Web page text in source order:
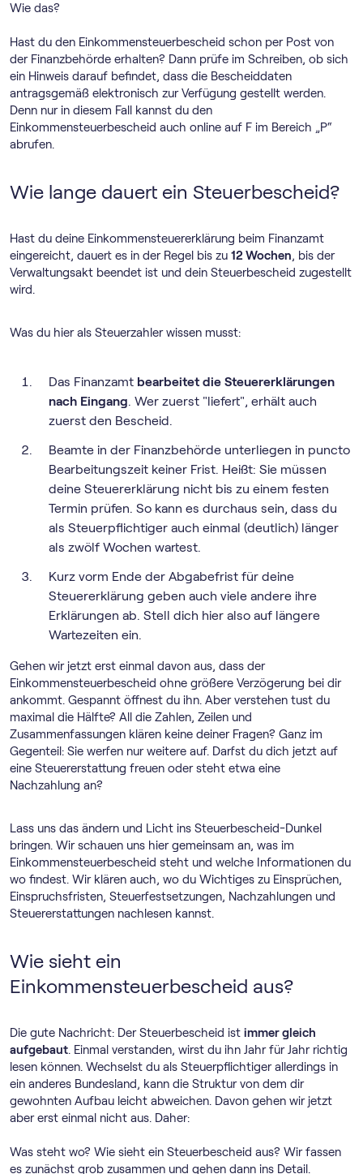
Wie das?
Hast du den Einkommensteuerbescheid schon per Post von
der Finanzbehörde erhalten? Dann prüfe im Schreiben, ob sich
ein Hinweis darauf befindet, dass die Bescheiddaten
antragsgemäß elektronisch zur Verfügung gestellt werden.
Denn nur in diesem Fall kannst du den
Einkommensteuerbescheid auch online auf F im Bereich „P“
abrufen.
Wie lange dauert ein Steuerbescheid?
Hast du deine Einkommensteuererklärung beim Finanzamt
eingereicht, dauert es in der Regel bis zu 12 Wochen, bis der
Verwaltungsakt beendet ist und dein Steuerbescheid zugestellt
wird.
Was du hier als Steuerzahler wissen musst:
Das Finanzamt bearbeitet die Steuererklärungen
nach Eingang. Wer zuerst "liefert", erhält auch
zuerst den Bescheid.
Beamte in der Finanzbehörde unterliegen in puncto
Bearbeitungszeit keiner Frist. Heißt: Sie müssen
deine Steuererklärung nicht bis zu einem festen
Termin prüfen. So kann es durchaus sein, dass du
als Steuerpflichtiger auch einmal (deutlich) länger
als zwölf Wochen wartest.
Kurz vorm Ende der Abgabefrist für deine
Steuererklärung geben auch viele andere ihre
Erklärungen ab. Stell dich hier also auf längere
Wartezeiten ein.
Gehen wir jetzt erst einmal davon aus, dass der
Einkommensteuerbescheid ohne größere Verzögerung bei dir
ankommt. Gespannt öffnest du ihn. Aber verstehen tust du
maximal die Hälfte? All die Zahlen, Zeilen und
Zusammenfassungen klären keine deiner Fragen? Ganz im
Gegenteil: Sie werfen nur weitere auf. Darfst du dich jetzt auf
eine Steuererstattung freuen oder steht etwa eine
Nachzahlung an?
Lass uns das ändern und Licht ins Steuerbescheid-Dunkel
bringen. Wir schauen uns hier gemeinsam an, was im
Einkommensteuerbescheid steht und welche Informationen du
wo findest. Wir klären auch, wo du Wichtiges zu Einsprüchen,
Einspruchsfristen, Steuerfestsetzungen, Nachzahlungen und
Steuererstattungen nachlesen kannst.
Wie sieht ein
Einkommensteuerbescheid aus?
Die gute Nachricht: Der Steuerbescheid ist immer gleich
aufgebaut. Einmal verstanden, wirst du ihn Jahr für Jahr richtig
lesen können. Wechselst du als Steuerpflichtiger allerdings in
ein anderes Bundesland, kann die Struktur von dem dir
gewohnten Aufbau leicht abweichen. Davon gehen wir jetzt
aber erst einmal nicht aus. Daher:
Was steht wo? Wie sieht ein Steuerbescheid aus? Wir fassen
es zunächst grob zusammen und gehen dann ins Detail.